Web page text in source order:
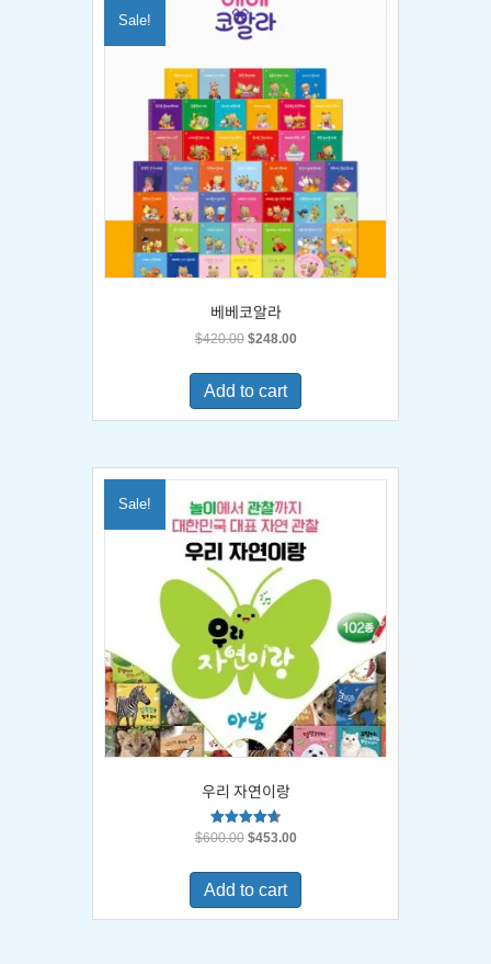
Sale!
베베코알라
$420.00 Original
was:
$420.00.
$248.00Current
is:
Add to cart
Sale!
우리 자연이랑
Rated
$600.00 Original
was:
$600.00.
$453.00Current
is:
Add to cart